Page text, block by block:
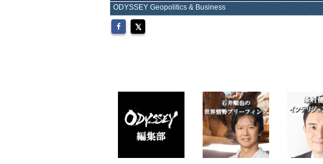
ODYSSEY Geopolitics & Business